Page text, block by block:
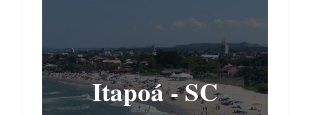
Itapoá - SC